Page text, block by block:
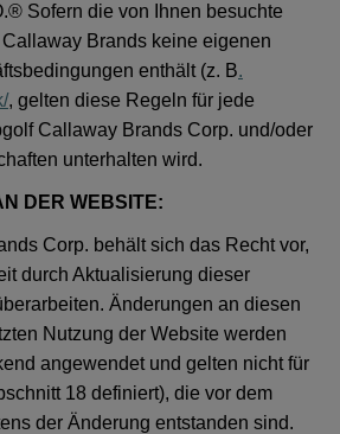
Sofern die von Ihnen besuchte
Brands keine eigenen
enthält (z. B.
, gelten diese Regeln für jede
Callaway Brands Corp. und/oder
unterhalten wird.
DER WEBSITE:
Corp. behält sich das Recht vor,
durch Aktualisierung dieser
Änderungen an diesen
Nutzung der Website werden
angewendet und gelten nicht für
18 definiert), die vor dem
der Änderung entstanden sind.